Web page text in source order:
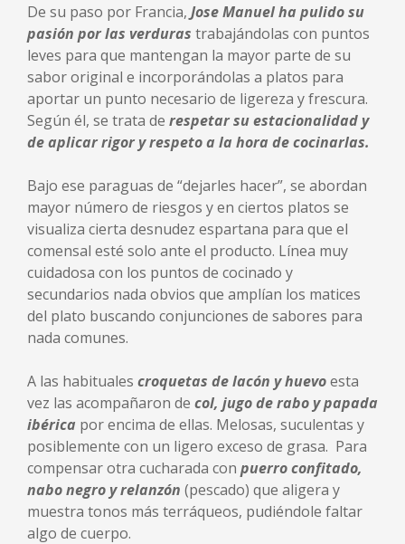
De su paso por Francia, Jose Manuel ha pulido su
pasión por las verduras trabajándolas con puntos
leves para que mantengan la mayor parte de su
sabor original e incorporándolas a platos para
aportar un punto necesario de ligereza y frescura.
Según él, se trata de respetar su estacionalidad y
de aplicar rigor y respeto a la hora de cocinarlas.
Bajo ese paraguas de “dejarles hacer”, se abordan
mayor número de riesgos y en ciertos platos se
visualiza cierta desnudez espartana para que el
comensal esté solo ante el producto. Línea muy
cuidadosa con los puntos de cocinado y
secundarios nada obvios que amplían los matices
del plato buscando conjunciones de sabores para
nada comunes.
A las habituales croquetas de lacón y huevoesta
vez las acompañaron de col, jugo de rabo y papada
ibérica por encima de ellas. Melosas, suculentas y
posiblemente con un ligero exceso de grasa. Para
compensar otra cucharada con puerro confitado,
nabo negro y relanzón (pescado) que aligera y
muestra tonos más terráqueos, pudiéndole faltar
algo de cuerpo.